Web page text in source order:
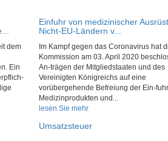
dem
Ein
Einfuhr von medizinischer
Nicht-EU-Ländern v...
Im Kampf gegen das Coronavirus hat
Kommission am 03. April 2020
An-trägen der Mitgliedstaaten und des
Vereinigten Königreichs auf eine
vorübergehende Befreiung der Ein-
Medizinprodukten und...
lesen Sie mehr
Umsatzsteuer